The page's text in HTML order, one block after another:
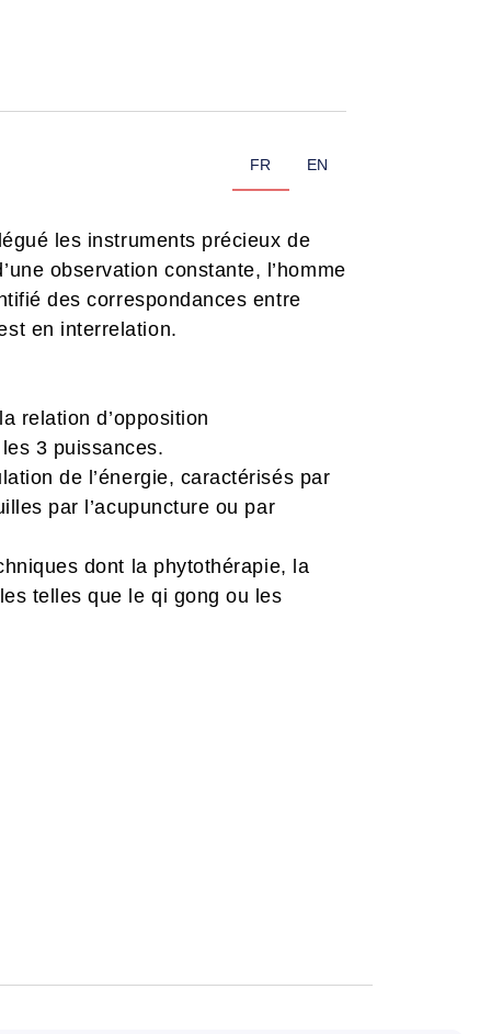
FR EN
les instruments précieux de
observation constante, l’homme
des correspondances entre
en interrelation.
relation d’opposition
3 puissances.
de l’énergie, caractérisés par
par l’acupuncture ou par
dont la phytothérapie, la
telles que le qi gong ou les